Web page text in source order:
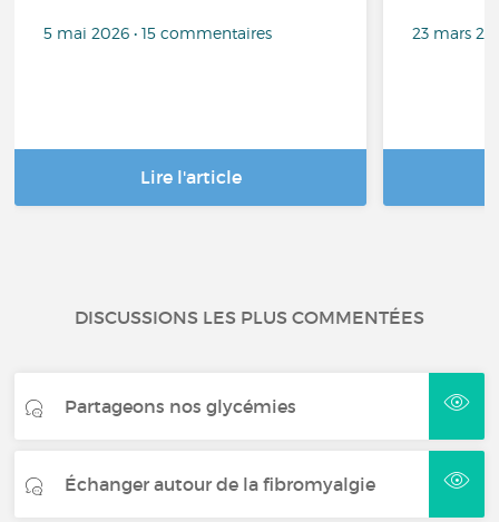
5 mai 2026 • 15 commentaires
Lire l'article
23 mars
DISCUSSIONS LES PLUS COMMENTÉES
Partageons nos glycémies
Échanger autour de la fibromyalgie